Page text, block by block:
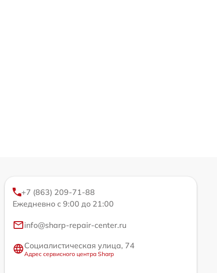
+7 (863) 209-71-88
Ежедневно с 9:00 до 21:00
info@sharp-repair-center.ru
Социалистическая улица, 74
Адрес сервисного центра Sharp